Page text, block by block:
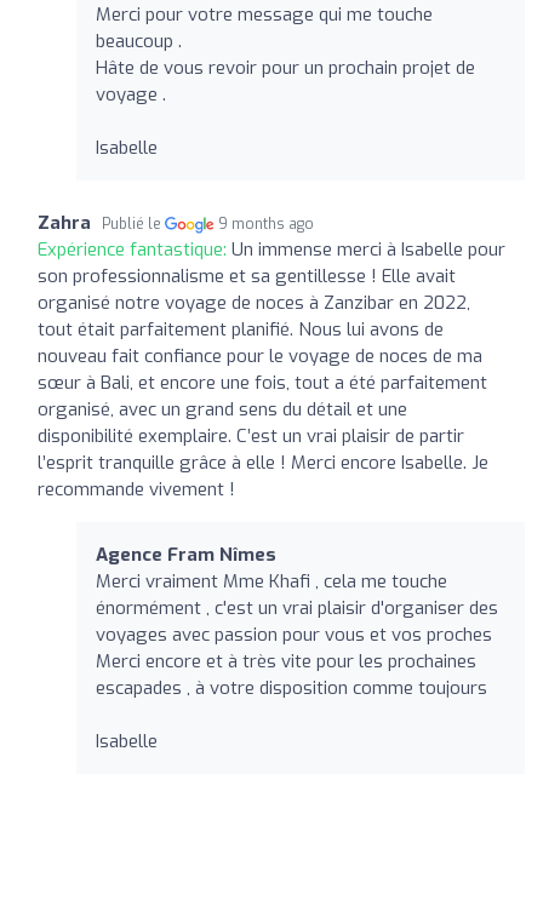
Merci pour votre message qui me touche
beaucoup .
Hâte de vous revoir pour un prochain projet de
voyage .
Isabelle
Zahra Publié le 9 months ago
Expérience fantastique: Un immense merci à Isabelle pour
son professionnalisme et sa gentillesse ! Elle avait
organisé notre voyage de noces à Zanzibar en 2022,
tout était parfaitement planifié. Nous lui avons de
nouveau fait confiance pour le voyage de noces de ma
sœur à Bali, et encore une fois, tout a été parfaitement
organisé, avec un grand sens du détail et une
disponibilité exemplaire. C’est un vrai plaisir de partir
l’esprit tranquille grâce à elle ! Merci encore Isabelle. Je
recommande vivement !
Agence Fram Nîmes
Merci vraiment Mme Khafi , cela me touche
énormément , c'est un vrai plaisir d'organiser des
voyages avec passion pour vous et vos proches
Merci encore et à très vite pour les prochaines
escapades , à votre disposition comme toujours
Isabelle